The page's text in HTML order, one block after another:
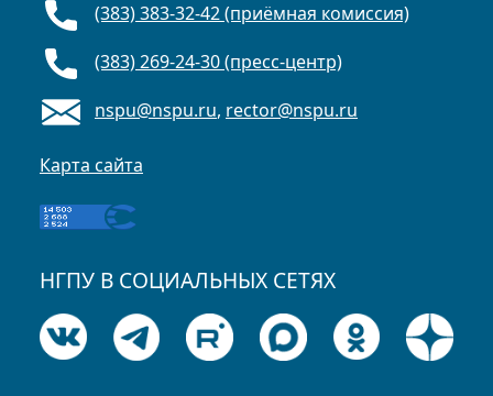
(383) 383-32-42 (приёмная комиссия)
(383) 269-24-30 (пресс-центр)
nspu@nspu.ru, rector@nspu.ru
Карта сайта
НГПУ В СОЦИАЛЬНЫХ СЕТЯХ